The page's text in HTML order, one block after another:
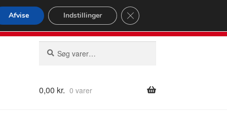
forsendelse
02Man-fre 9-16
efter:
0,00 kr. 0 varer
Afvise Indstillinger Close GDPR Cookie Banner